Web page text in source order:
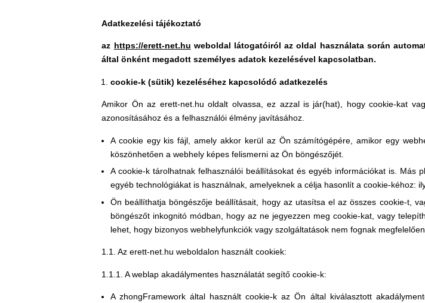
Adatkezelési tájékoztató
az https://erett-net.hu weboldal látogatóiról az oldal használata során
által önként megadott személyes adatok kezelésével kapcsolatban.
cookie-k (sütik) kezeléséhez kapcsolódó adatkezelés
Amikor Ön az erett-net.hu oldalt olvassa, ez azzal is jár(hat), hogy cookie-kat
azonosításához és a felhasználói élmény javításához.
A cookie egy kis fájl, amely akkor kerül az Ön számítógépére, amikor egy
köszönhetően a webhely képes felismerni az Ön böngészőjét.
A cookie-k tárolhatnak felhasználói beállításokat és egyéb információkat is.
egyéb technológiákat is használnak, amelyeknek a célja hasonlít a cookie-kéhoz:
Ön beállíthatja böngészője beállításait, hogy az utasítsa el az összes cookie-t,
böngészőt inkognitó módban, hogy az ne jegyezzen meg cookie-kat, vagy
lehet, hogy bizonyos webhelyfunkciók vagy szolgáltatások nem fognak
1.1. Az erett-net.hu weboldalon használt cookiek:
1.1.1. A weblap akadálymentes használatát segítő cookie-k:
A zhongFramework által használt cookie-k az Ön által kiválasztott